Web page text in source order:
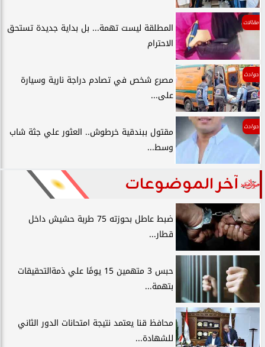
مقالات
المطلقة ليست تهمة... بل بداية جديدة تستحق
الاحترام
حوادث
مصرع شخص في تصادم دراجة نارية وسيارة
على...
حوادث
مقتول ببندقية خرطوش.. العثور علي جثة شاب
وسط...
آخر الموضوعات
ضبط عاطل بحوزته 75 طربة حشيش داخل
قطار...
حبس 3 متهمين 15 يومًا علي ذمةالتحقيقات
بتهمة...
محافظ قنا يعتمد نتيجة امتحانات الدور الثاني
للشهادة...